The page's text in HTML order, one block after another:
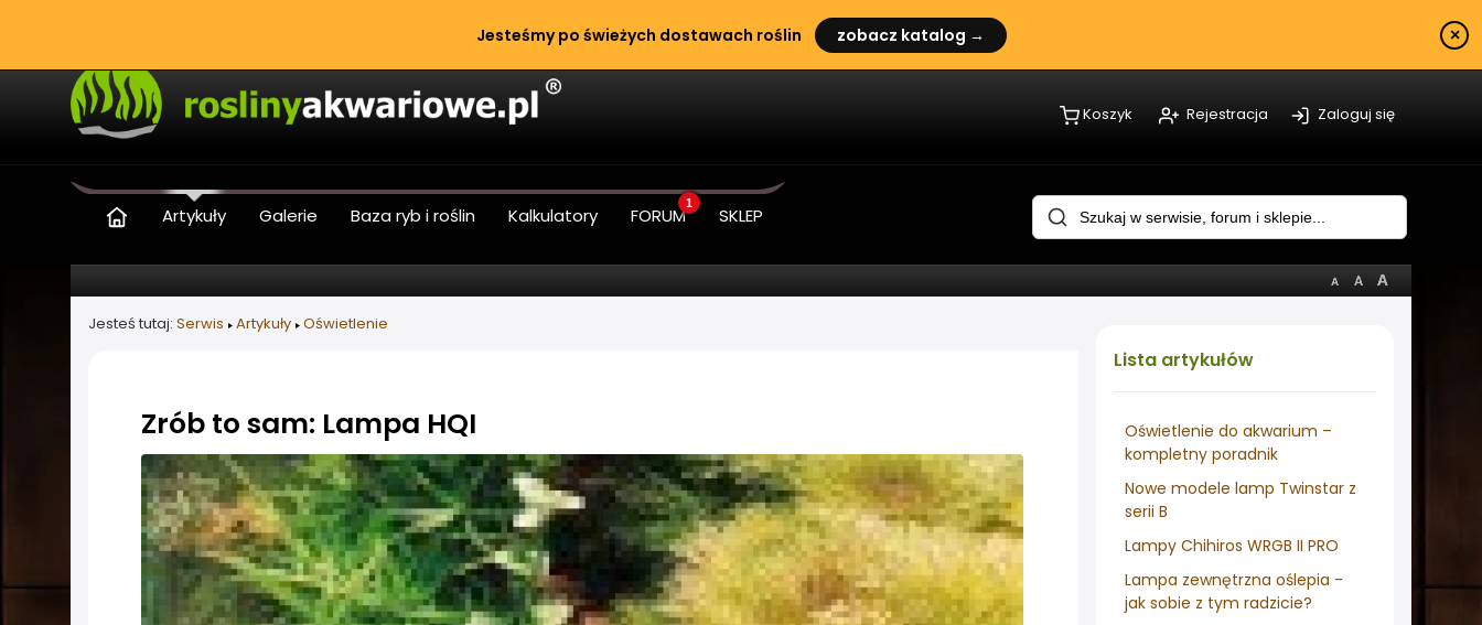
Jesteśmy po świeżych dostawach roślin zobacz katalog → ×
Koszyk Rejestracja Zaloguj się
Artykuły Galerie Baza ryb i roślin Kalkulatory FORUM
1
SKLEP
Lista artykułów
Oświetlenie do akwarium –
kompletny poradnik
Nowe modele lamp Twinstar z
serii B
Lampy Chihiros WRGB II PRO
Lampa zewnętrzna oślepia -
jak sobie z tym radzicie?
Jesteś tutaj: Serwis Artykuły Oświetlenie
Zrób to sam: Lampa HQI
Informacje o artykule